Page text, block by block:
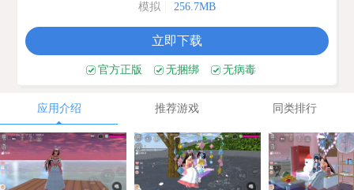
模拟 256.7MB
立即下载
官方正版 无捆绑 无病毒
应用介绍 推荐游戏 同类排行